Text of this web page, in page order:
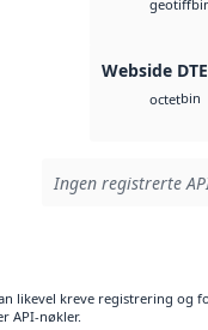
geotiff
Webside
octetbin
Ingen registrerte
likevel kreve registrering og
API-nøkler.